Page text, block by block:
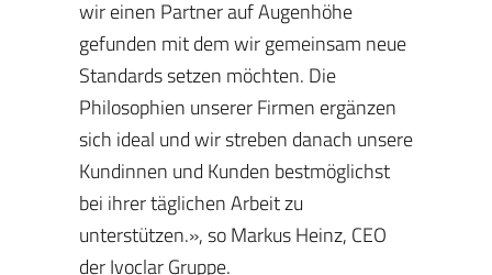
wir einen Partner auf Augenhöhe
gefunden mit dem wir gemeinsam neue
Standards setzen möchten. Die
Philosophien unserer Firmen ergänzen
sich ideal und wir streben danach unsere
Kundinnen und Kunden bestmöglichst
bei ihrer täglichen Arbeit zu
unterstützen.», so Markus Heinz, CEO
der Ivoclar Gruppe.